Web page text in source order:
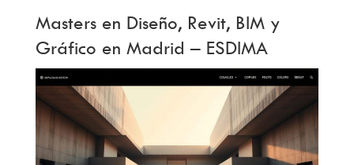
Masters en Diseño, Revit, BIM y
Gráfico en Madrid – ESDIMA